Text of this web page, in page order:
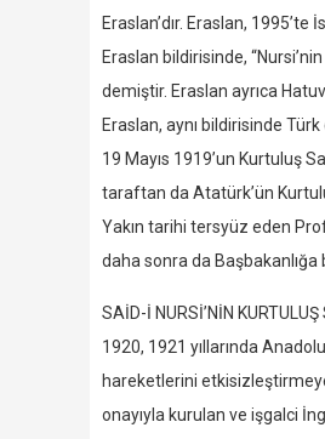
Eraslan’dır. Eraslan,
Eraslan bildirisinde,
demiştir. Eraslan ayrıca
Eraslan, aynı bildirisinde
19 Mayıs 1919’un Kurtuluş
taraftan da Atatürk’ün
Yakın tarihi tersyüz eden
daha sonra da Başbakanlığa
SAİD-İ NURSİ’NİN KURTULUŞ
1920, 1921 yıllarında
hareketlerini
onayıyla kurulan ve işgalci